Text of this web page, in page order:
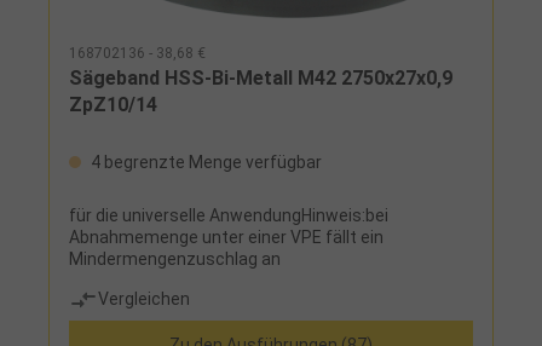
168702136 - 38,68 €
Sägeband HSS-Bi-Metall M42 2750x27x0,9
ZpZ10/14
4 begrenzte Menge verfügbar
für die universelle AnwendungHinweis:bei
Abnahmemenge unter einer VPE fällt ein
Mindermengenzuschlag an
Vergleichen